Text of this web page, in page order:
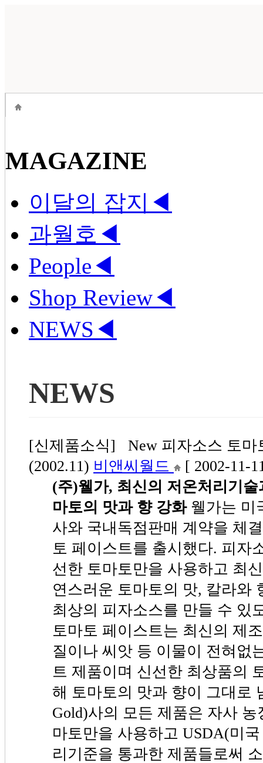
MAGAZINE
이달의 잡지 ◀
과월호 ◀
People◀
Shop Review◀
NEWS ◀
NEWS
[신제품소식] New 피자소스 토마
(2002.11) 비앤씨월드
[ 2002-11-
(주)웰가, 최신의 저온처리기
마토의 맛과 향 강화웰가는 미
사와 국내독점판매 계약을 체
토 페이스트를 출시했다. 피자
선한 토마토만을 사용하고 최
연스러운 토마토의 맛, 칼라와
최상의 피자소스를 만들 수 있
토마토 페이스트는 최신의 제
질이나 씨앗 등 이물이 전혀없
트 제품이며 신선한 최상품의
해 토마토의 맛과 향이 그대로
Gold)사의 모든 제품은 자사
마토만을 사용하고 USDA(미
리기준을 통과한 제품들로써